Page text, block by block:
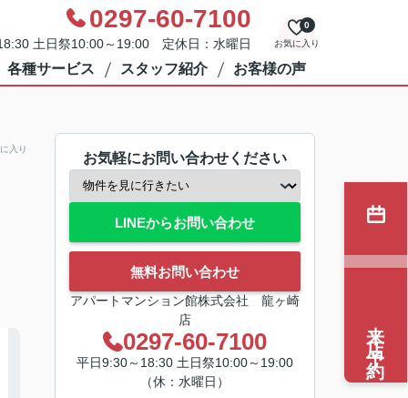
0297-60-7100
土日祭10:00～19:00 定休日：水曜日 お気に入り
0
各種サービス スタッフ紹介 お客様の声
入り
お気軽にお問い合わせください
LINEからお問い合わせ
無料お問い合わせ
アパートマンション館株式会社 龍ヶ崎
店
0297-60-7100
平日9:30～18:30 土日祭10:00～19:00
（休：水曜日）
来店予約